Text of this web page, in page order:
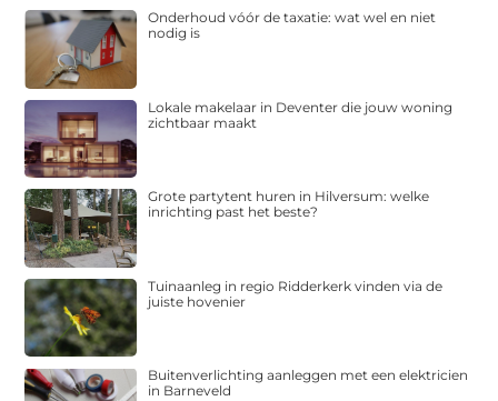
Onderhoud vóór de taxatie: wat wel en niet
nodig is
Lokale makelaar in Deventer die jouw woning
zichtbaar maakt
Grote partytent huren in Hilversum: welke
inrichting past het beste?
Tuinaanleg in regio Ridderkerk vinden via de
juiste hovenier
Buitenverlichting aanleggen met een elektricien
in Barneveld